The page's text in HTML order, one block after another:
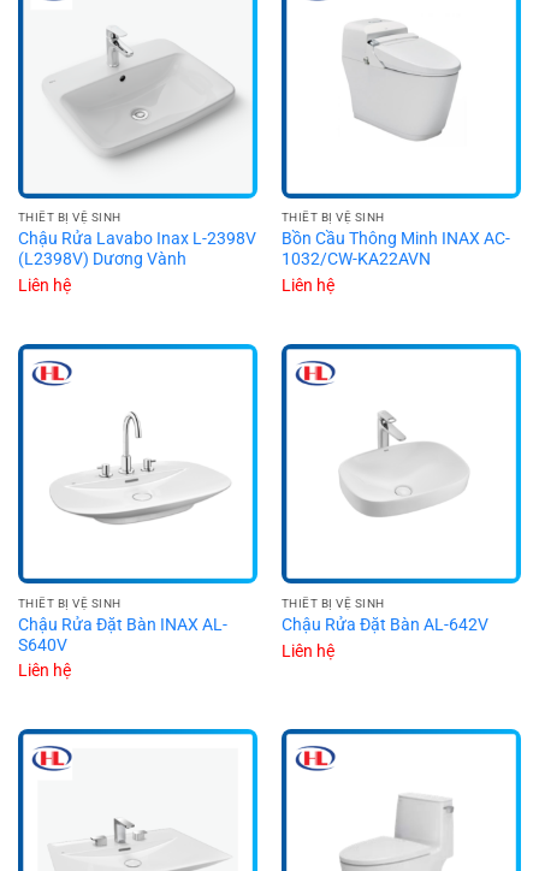
THIẾT BỊ VỆ SINH
Chậu Rửa Lavabo Inax L-2398V
(L2398V) Dương Vành
Liên hệ
THIẾT BỊ VỆ SINH
Bồn Cầu Thông Minh INAX AC-
1032/CW-KA22AVN
Liên hệ
THIẾT BỊ VỆ SINH
Chậu Rửa Đặt Bàn INAX AL-
S640V
Liên hệ
THIẾT BỊ VỆ SINH
Chậu Rửa Đặt Bàn AL-642V
Liên hệ